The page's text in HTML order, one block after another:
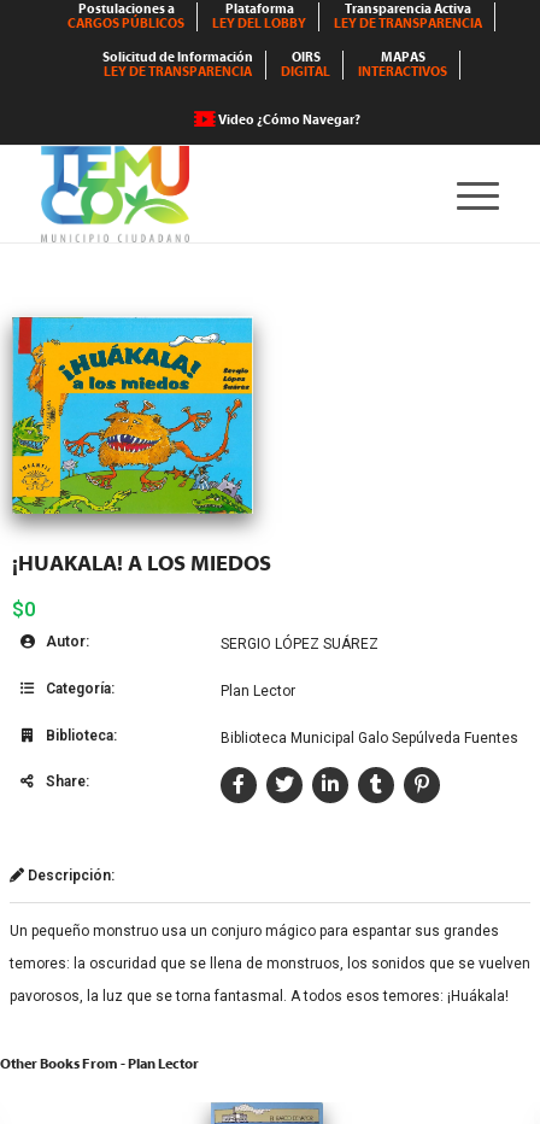
Postulaciones a
CARGOS PÚBLICOS
Plataforma
LEY DEL LOBBY
Transparencia Activa
LEY DE TRANSPARENCIA
Solicitud de Información
LEY DE TRANSPARENCIA
OIRS
DIGITAL
MAPAS
INTERACTIVOS
Video ¿Cómo Navegar?
¡HUAKALA! A LOS MIEDOS
$0
Autor: SERGIO LÓPEZ SUÁREZ
Categoría: Plan Lector
Biblioteca: Biblioteca Municipal Galo Sepúlveda Fuentes
Share:
Descripción:
Un pequeño monstruo usa un conjuro mágico para espantar sus grandes
temores: la oscuridad que se llena de monstruos, los sonidos que se vuelven
pavorosos, la luz que se torna fantasmal. A todos esos temores: ¡Huákala!
Other Books From - Plan Lector